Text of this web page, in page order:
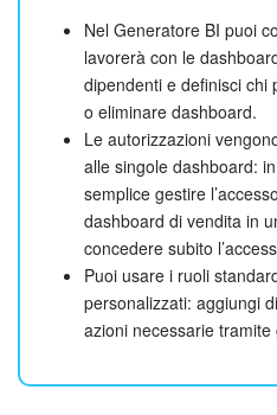
Nel Generatore BI puoi
lavorerà con le
dipendenti e definisci chi
o eliminare dashboard.
Le autorizzazioni
alle singole dashboard:
semplice gestire
dashboard di vendita in
concedere subito
Puoi usare i ruoli
personalizzati: aggiungi
azioni necessarie tramite